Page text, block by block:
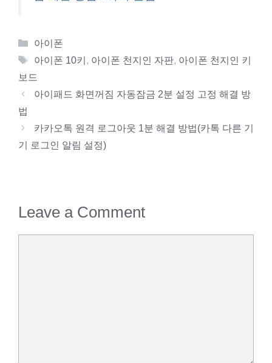
Categories
아이폰
Tags
아이폰 10키 , 아이폰 천지인 자판, 아이폰 천지인 키
보드
아이패드 화면꺼짐 자동잠금 2분 설정 고정 해결 방
법
카카오톡 원격 로그아웃 1분 해결 방법(카톡 다른 기
기 로그인 알림 설정)
Leave a Comment